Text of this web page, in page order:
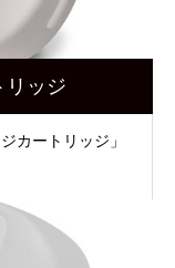
リッジ
カートリッジ」